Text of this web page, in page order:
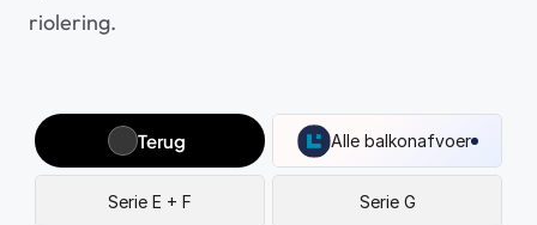
riolering.
Terug Alle balkonafvoer
Serie E + F Serie G
Poedercoaten
Waarom Loromeij
Downloads